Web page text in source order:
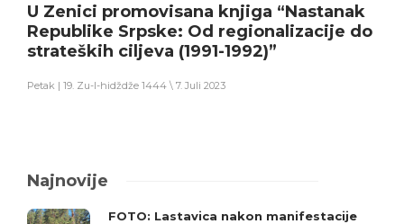
U Zenici promovisana knjiga “Nastanak
Republike Srpske: Od regionalizacije do
strateških ciljeva (1991-1992)”
Petak | 19. Zu-l-hidždže 1444 \ 7. Juli 2023
Najnovije
FOTO: Lastavica nakon manifestacije